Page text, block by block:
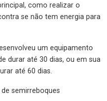
como realizar o
se não tem energia para
um equipamento
durar até 30 dias, ou em sua
até 60 dias.
semirreboques